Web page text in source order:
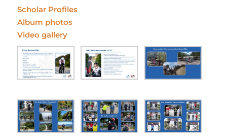
Scholar Profiles
Album photos
Video gallery